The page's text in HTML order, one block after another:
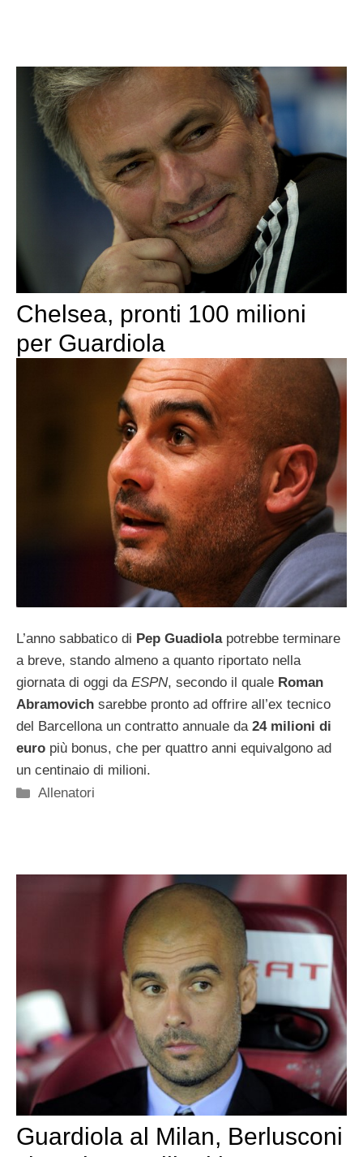
Chelsea, pronti 100 milioni
per Guardiola
L’anno sabbatico di Pep Guadiolapotrebbe terminare
a breve, stando almeno a quanto riportato nella
giornata di oggi da ESPN, secondo il quale Roman
Abramovich sarebbe pronto ad offrire all’ex tecnico
del Barcellona un contratto annuale da 24 milioni di
euro più bonus, che per quattro anni equivalgono ad
un centinaio di milioni.
Categorie
Allenatori
Guardiola al Milan, Berlusconi